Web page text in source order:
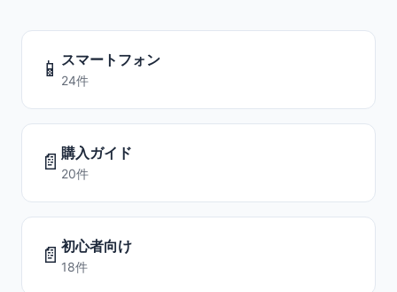
📱 スマートフォン
24件
📄 購入ガイド
20件
📄 初心者向け
18件